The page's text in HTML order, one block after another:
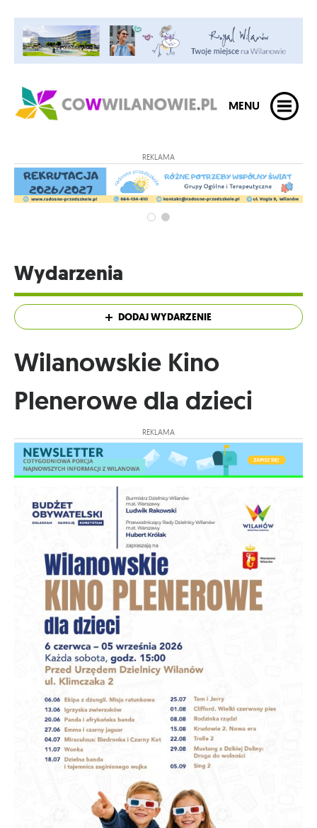
MENU
REKLAMA
Wydarzenia
DODAJ WYDARZENIE
Wilanowskie Kino
Plenerowe dla dzieci
REKLAMA